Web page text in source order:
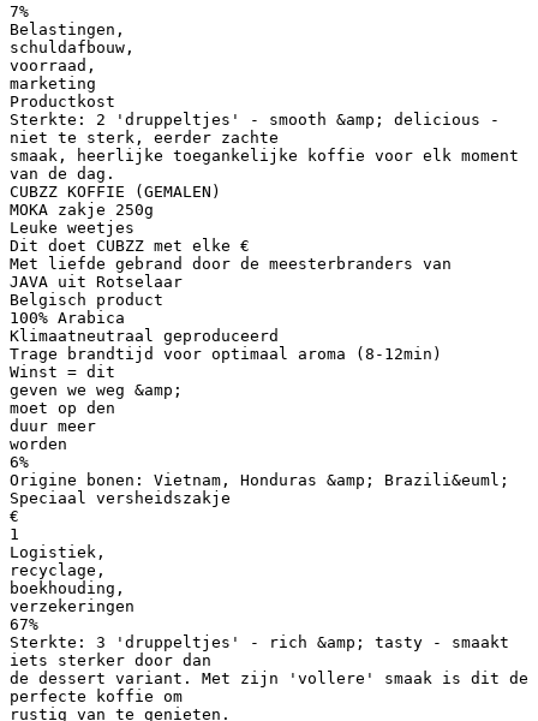
7%
Belastingen,
schuldafbouw,
voorraad,
marketing
Productkost
Sterkte: 2 'druppeltjes' - smooth &amp; delicious -
niet te sterk, eerder zachte
smaak, heerlijke toegankelijke koffie voor elk moment
van de dag.
CUBZZ KOFFIE (GEMALEN)
MOKA zakje 250g
Leuke weetjes
Dit doet CUBZZ met elke €
Met liefde gebrand door de meesterbranders van
JAVA uit Rotselaar
Belgisch product
100% Arabica
Klimaatneutraal geproduceerd
Trage brandtijd voor optimaal aroma (8-12min)
Winst = dit
geven we weg &amp;
moet op den
duur meer
worden
6%
Origine bonen: Vietnam, Honduras &amp; Brazili&euml;
Speciaal versheidszakje
€
1
Logistiek,
recyclage,
boekhouding,
verzekeringen
67%
Sterkte: 3 'druppeltjes' - rich &amp; tasty - smaakt
iets sterker door dan
de dessert variant. Met zijn 'vollere' smaak is dit de
perfecte koffie om
rustig van te genieten.